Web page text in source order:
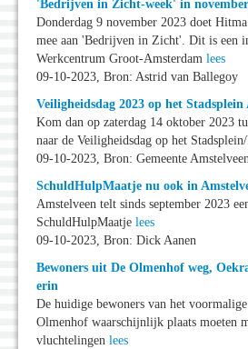
'Bedrijven in Zicht-week' in
Donderdag 9 november 2023 doet
mee aan 'Bedrijven in Zicht'. Dit is een
Werkcentrum Groot-Amsterdam lees
09-10-2023, Bron: Astrid van Ballegoy
Veiligheidsdag 2023 op het Stadsplein
Kom dan op zaterdag 14 oktober 2023
naar de Veiligheidsdag op het
09-10-2023, Bron: Gemeente
SchuldHulpMaatje nu ook in
Amstelveen telt sinds september 2023
SchuldHulpMaatje lees
09-10-2023, Bron: Dick Aanen
Bewoners uit De Olmenhof weg,
erin
De huidige bewoners van het
Olmenhof waarschijnlijk plaats moeten
vluchtelingen lees